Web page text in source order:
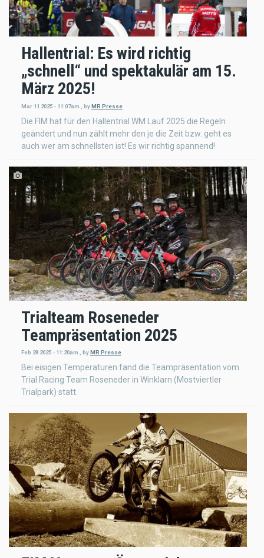
Hallentrial: Es wird richtig
„schnell“ und spektakulär am 15.
März 2025!
Mar 11 2025 - 11:07am byMR Presse
Die FIM hat für den Hallentrial WM Lauf 2025 die Regeln
geändert und nun zählt mehr den je die Zeit bzw. geht es
auch wer am schnellsten ist! Es wir richtig spannend!
Trialteam Roseneder
Teampräsentation 2025
Feb 28 2025 - 11:20am byMR Presse
Bei eisigen Temperaturen fand die Teampräsentation vom
Trial Racing Team Roseneder in Winklarn (Mostviertler
Trialpark) statt.